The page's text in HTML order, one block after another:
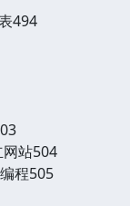
494
站504
程505